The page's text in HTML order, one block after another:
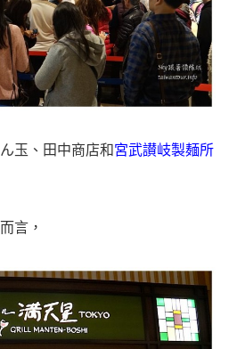
玉、田中商店和宮武讃岐製麺所
言，